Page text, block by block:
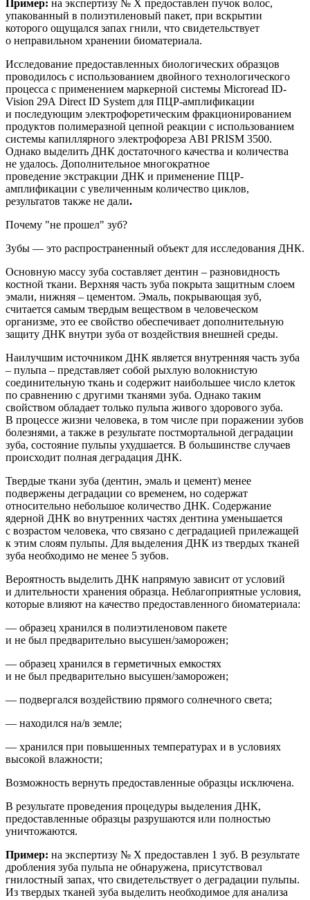
Пример: на экспертизу № Х предоставлен пучок волос,
упакованный в полиэтиленовый пакет, при вскрытии
которого ощущался запах гнили, что свидетельствует
о неправильном хранении биоматериала.
Исследование предоставленных биологических образцов
проводилось с использованием двойного технологического
процесса с применением маркерной системы Microread ID-
Vision 29A Direct ID System для ПЦР-амплификации
и последующим электрофоретическим фракционированием
продуктов полимеразной цепной реакции с использованием
системы капиллярного электрофореза ABI PRISM 3500.
Однако выделить ДНК достаточного качества и количества
не удалось. Дополнительное многократное
проведение экстракции ДНК и применение ПЦР-
амплификации с увеличенным количество циклов,
результатов также не дали.
Почему "не прошел" зуб?
Зубы — это распространенный объект для исследования ДНК.
Основную массу зуба составляет дентин – разновидность
костной ткани. Верхняя часть зуба покрыта защитным слоем
эмали, нижняя – цементом. Эмаль, покрывающая зуб,
считается самым твердым веществом в человеческом
организме, это ее свойство обеспечивает дополнительную
защиту ДНК внутри зуба от воздействия внешней среды.
Наилучшим источником ДНК является внутренняя часть зуба
– пульпа – представляет собой рыхлую волокнистую
соединительную ткань и содержит наибольшее число клеток
по сравнению с другими тканями зуба. Однако таким
свойством обладает только пульпа живого здорового зуба.
В процессе жизни человека, в том числе при поражении зубов
болезнями, а также в результате постмортальной деградации
зуба, состояние пульпы ухудшается. В большинстве случаев
происходит полная деградация ДНК.
Твердые ткани зуба (дентин, эмаль и цемент) менее
подвержены деградации со временем, но содержат
относительно небольшое количество ДНК. Содержание
ядерной ДНК во внутренних частях дентина уменьшается
с возрастом человека, что связано с деградацией прилежащей
к этим слоям пульпы. Для выделения ДНК из твердых тканей
зуба необходимо не менее 5 зубов.
Вероятность выделить ДНК напрямую зависит от условий
и длительности хранения образца. Неблагоприятные условия,
которые влияют на качество предоставленного биоматериала:
— образец хранился в полиэтиленовом пакете
и не был предварительно высушен/заморожен;
— образец хранился в герметичных емкостях
и не был предварительно высушен/заморожен;
— подвергался воздействию прямого солнечного света;
— находился на/в земле;
— хранился при повышенных температурах и в условиях
высокой влажности;
Возможность вернуть предоставленные образцы исключена.
В результате проведения процедуры выделения ДНК,
предоставленные образцы разрушаются или полностью
уничтожаются.
Пример: на экспертизу № Х предоставлен 1 зуб. В результате
дробления зуба пульпа не обнаружена, присутствовал
гнилостный запах, что свидетельствует о деградации пульпы.
Из твердых тканей зуба выделить необходимое для анализа